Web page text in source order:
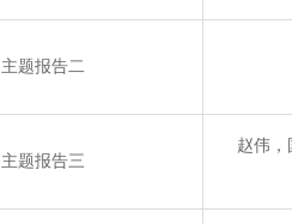
主题报告二
主题报告三
赵伟，